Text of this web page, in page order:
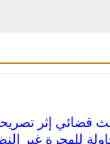
قضائي إثر
للهجرة غير